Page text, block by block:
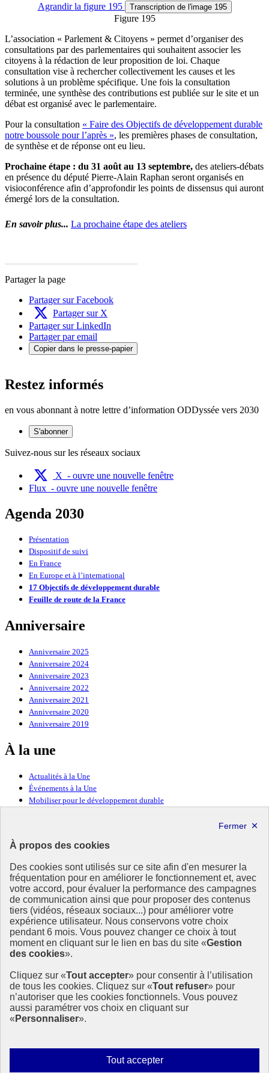
À propos des cookies
Des cookies sont utilisés sur ce site afin d'en mesurer la
fréquentation pour en améliorer le fonctionnement et, avec
votre accord, pour évaluer la performance des campagnes
de communication ainsi que pour proposer des contenus
tiers (vidéos, réseaux sociaux...) pour améliorer votre
expérience utilisateur. Nous conservons votre choix
pendant 6 mois. Vous pouvez changer ce choix à tout
moment en cliquant sur le lien en bas du site «Gestion
des cookies».
Cliquez sur «Tout accepter» pour consentir à l’utilisation
de tous les cookies. Cliquez sur «Tout refuser» pour
n’autoriser que les cookies fonctionnels. Vous pouvez
aussi paramétrer vos choix en cliquant sur
« Personnaliser».
Tout accepterAutoriser
Agrandirla figure 195 Transcription de l'image 195
Figure 195
L’association « Parlement & Citoyens » permet d’organiser des
consultations par des parlementaires qui souhaitent associer les
citoyens à la rédaction de leur proposition de loi. Chaque
consultation vise à rechercher collectivement les causes et les
solutions à un problème spécifique. Une fois la consultation
terminée, une synthèse des contributions est publiée sur le site et un
débat est organisé avec le parlementaire.
Pour la consultation « Faire des Objectifs de développement durable
notre boussole pour l’après », les premières phases de consultation,
de synthèse et de réponse ont eu lieu.
Prochaine étape : du 31 août au 13 septembre, des ateliers-débats
en présence du député Pierre-Alain Raphan seront organisés en
visioconférence afin d’approfondir les points de dissensus qui auront
émergé lors de la consultation.
En savoir plus... La prochaine étape des ateliers
Partager la page
Partager sur Facebook
Partager sur X
Partager sur LinkedIn
Partager par email
Copier dans le presse-papier
Restez informés
en vous abonnant à notre lettre d’information ODDyssée vers 2030
S'abonner
Suivez-nous sur les réseaux sociaux
X - ouvre une nouvelle fenêtre
Flux - ouvre une nouvelle fenêtre
Agenda 2030
Présentation
Dispositif de suivi
En France
En Europe et à l’international
17 Objectifs de développement durable
Feuille de route de la France
Anniversaire
Anniversaire 2025
Anniversaire 2024
Anniversaire 2023
Anniversaire 2022
Anniversaire 2021
Anniversaire 2020
Anniversaire 2019
À la une
Actualités à la Une
Événements à la Une
Mobiliser pour le développement durable
Ressources
Ressources
La Méth’ODD
Gouvernement
Ce site propose l’information de référence concernant l’Agenda
2030 et la feuille de route de la France. Il valorise la mobilisation de
tous les acteurs.
info.gouv.fr- ouvre une nouvelle fenêtre
service-public.fr - ouvre une nouvelle fenêtre
legifrance.gouv.fr- ouvre une nouvelle fenêtre
data.gouv.fr- ouvre une nouvelle fenêtre
Plan du site
Mentions légales